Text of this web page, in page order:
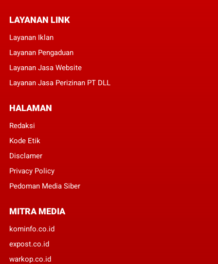
LAYANAN LINK
Layanan Iklan
Layanan Pengaduan
Layanan Jasa Website
Layanan Jasa Perizinan PT DLL
HALAMAN
Redaksi
Kode Etik
Disclamer
Privacy Policy
Pedoman Media Siber
MITRA MEDIA
kominfo.co.id
expost.co.id
warkop.co.id